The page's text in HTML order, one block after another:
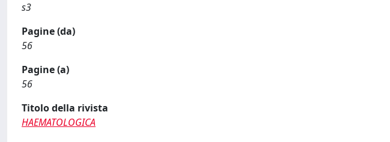
s3
Pagine (da)
56
Pagine (a)
56
Titolo della rivista
HAEMATOLOGICA